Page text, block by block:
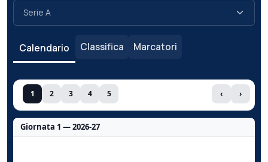
Calendario Classifica Marcatori
1 2 3 4 5 ‹ ›
Giornata 1 — 2026-27